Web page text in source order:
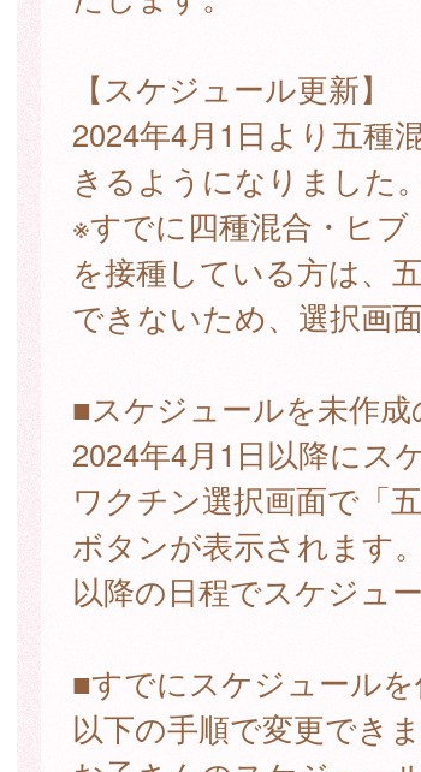
【スケジュール更新】
2024年4月1日より五種
きるようになりました。
※すでに四種混合・ヒ
を接種している方は、
できないため、選択画
■スケジュールを未作成
2024年4月1日以降にス
ワクチン選択画面で「
ボタンが表示されます
以降の日程でスケジュ
■すでにスケジュール
以下の手順で変更できま